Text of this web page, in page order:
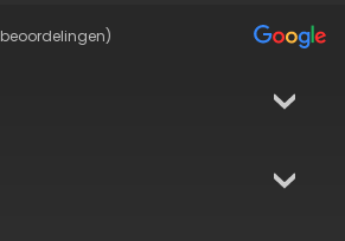
beoordelingen)